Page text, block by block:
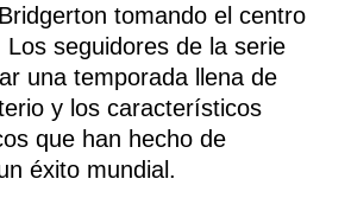
tomando el centro
Los seguidores de la serie
una temporada llena de
y los característicos
que han hecho de
éxito mundial.